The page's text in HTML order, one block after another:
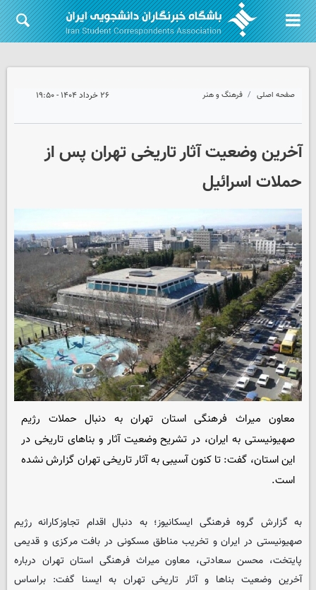
صفحه اصلی فرهنگ و هنر ۲۶ خرداد ۱۴۰۴ - ۱۹:۵۰
آخرین وضعیت آثار تاریخی تهران پس از
حملات اسرائیل
معاون میراث فرهنگی استان تهران به دنبال حملات رژیم
صهیونیستی به ایران، در تشریح وضعیت آثار و بناهای تاریخی در
این استان، گفت: تا کنون آسیبی به آثار تاریخی تهران گزارش نشده
است.
به گزارش گروه فرهنگی ایسکانیوز؛ به دنبال اقدام تجاوزکارانه رژیم
صهیونیستی در ایران و تخریب مناطق مسکونی در بافت مرکزی و قدیمی
پایتخت، محسن سعادتی، معاون میراث فرهنگی استان تهران درباره
آخرین وضعیت بناها و آثار تاریخی تهران به ایسنا گفت: براساس